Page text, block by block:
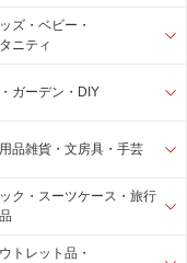
ズ・ベビー・
ニティ
ガーデン・DIY
品雑貨・文房具・手芸
ク・スーツケース・旅行
トレット品・